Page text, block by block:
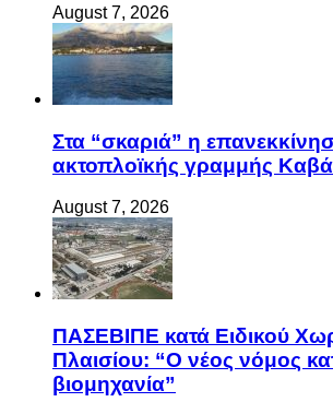
August 7, 2026
Στα “σκαριά” η
ακτοπλοϊκής γραμμής
August 7, 2026
ΠΑΣΕΒΙΠΕ κατά Ειδικού
Πλαισίου: “Ο νέος νόμος
βιομηχανία”